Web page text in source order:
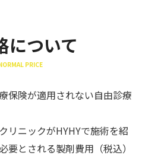
について
PRICE
保険が適用されない自由診療
リニックがHYHYで施術を紹
要とされる製剤費用（税込）